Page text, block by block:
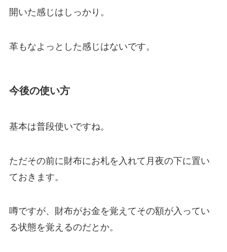
開いた感じはしっかり。
革もなよっとした感じはないです。
今後の使い方
基本は普段使いですね。
ただその前に財布にお札を入れて月夜の下に置い
ておきます。
噂ですが、財布がお金を覚えてその額が入ってい
る状態を覚えるのだとか。